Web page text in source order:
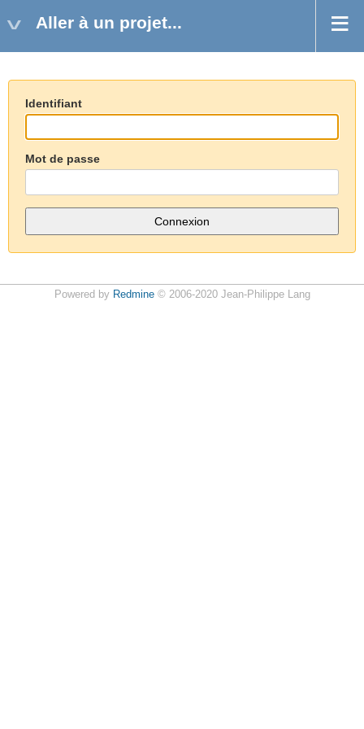
Aller à un projet...
Identifiant
Mot de passe
Powered by Redmine© 2006-2020 Jean-Philippe Lang